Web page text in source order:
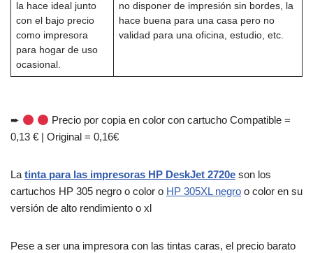
la hace ideal junto
con el bajo precio
como impresora
para hogar de uso
ocasional.
no disponer de impresión sin bordes, la
hace buena para una casa pero no
validad para una oficina, estudio, etc.
➨
Precio por copia en color con cartucho Compatible =
0,13 € | Original = 0,16€
La tinta para las impresoras HP DeskJet 2720e son los
cartuchos HP 305 negro o color o HP 305XL negro o color en su
versión de alto rendimiento o xl
Pese a ser una impresora con las tintas caras, el precio barato